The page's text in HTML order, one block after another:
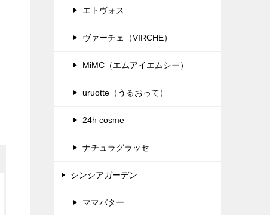
エトヴォス
ヴァーチェ（VIRCHE）
MiMC（エムアイエムシー）
uruotte（うるおって）
24h cosme
ナチュラグラッセ
シンシアガーデン
ママバター